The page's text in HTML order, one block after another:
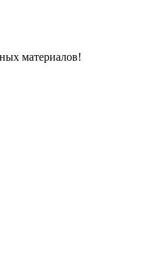
материалов!